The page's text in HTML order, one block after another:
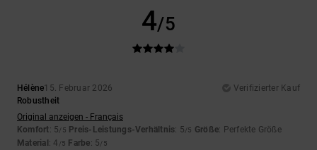
4/5
Hélène15. Februar 2026
Verifizierter Kauf
Robustheit
Original anzeigen - Français
Komfort: 5/5 Preis-Leistungs-Verhältnis: 5/5 Größe: Perfekte Größe
Material : 4 /5 Farbe: 5/5